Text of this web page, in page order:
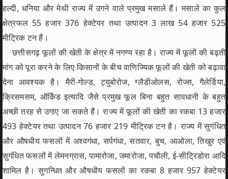
हल्दी, धनिया और मेथी राज्य में उगने वाले प्रमुख मसाले हैं। मसाले का कुल
क्षेत्रफल 55 हजार 376 हेक्टेयर तथा उत्पादन 3 लाख 54 हजार 525
मीट्रिक टन हैं।
छत्तीसगढ़ फूलों की खेती के क्षेत्र में नगण्य रहा है। राज्य में फूलों की बढ़ती
मांग को पूरा करने के लिए किसानों के बीच वाणिज्यिक फूलों की खेती को बढ़ावा
देना आवश्यक है। मैरी-गोल्ड, ट्युबोरोज, ग्लैडीओलस, रोज्स, गैलेर्डिया,
क्रिसमसम, ऑर्किड इत्यादि जैसे प्रमुख फूल बिना बहुत सावधानी के बहुत
अच्छी तरह से उगाए जा सकते हैं। राज्य में फूलों की खेती का रकबा 13 हजार
493 हेक्टेयर तथा उत्पादन 76 हजार 219 मीट्रिक टन है। राज्य में सुगंधित
और औषधीय फसलों में अश्वगंधा, सर्पगंधा, सतवार, बुच, आओला, तिखुर एवं
सुगंधित फसलों में लेमनग्रास, पामारोजा, जमारोजा, पचौली, ई-सीट्रिडोरा आदि
शामिल है। सुगन्धित और औषधीय फसलों का रकबा 8 हजार 957 हेक्टेयर